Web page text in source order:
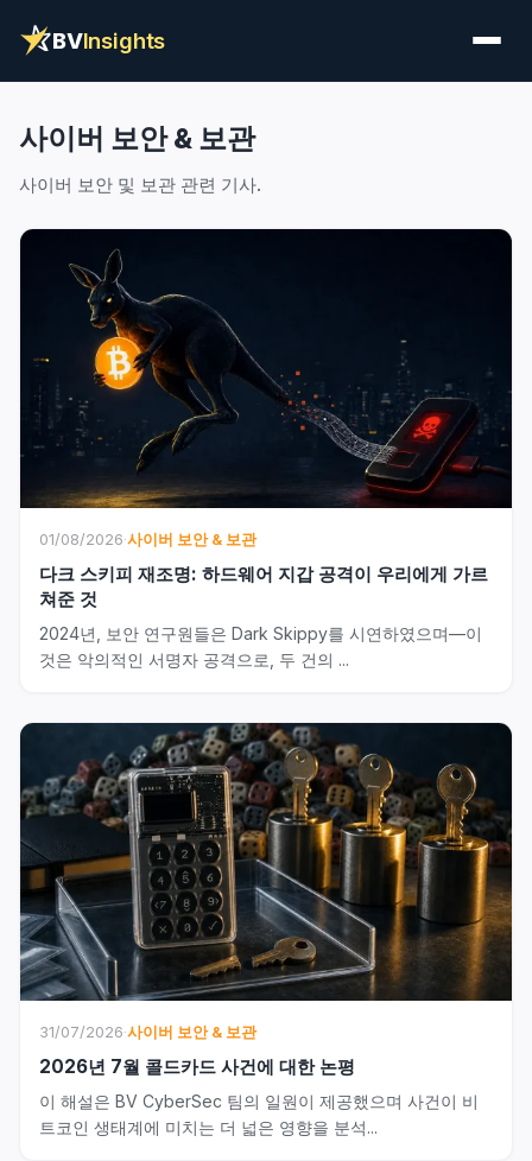
BVInsights
사이버 보안 & 보관
사이버 보안 및 보관 관련 기사.
01/08/2026·사이버 보안 & 보관
다크 스키피 재조명: 하드웨어 지갑 공격이 우리에게 가르
쳐준 것
2024년, 보안 연구원들은 Dark Skippy를 시연하였으며—이
것은 악의적인 서명자 공격으로, 두 건의 ...
31/07/2026·사이버 보안 & 보관
2026년 7월 콜드카드 사건에 대한 논평
이 해설은 BV CyberSec 팀의 일원이 제공했으며 사건이 비
트코인 생태계에 미치는 더 넓은 영향을 분석...